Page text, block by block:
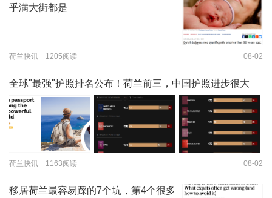
乎满大街都是
荷兰快讯 1205阅读 08-02
全球"最强"护照排名公布！荷兰前三，中国护照进步很大
荷兰快讯 1163阅读 08-02
移居荷兰最容易踩的7个坑，第4个很多